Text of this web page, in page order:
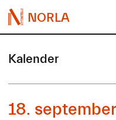
NORLA
Kalender
18.